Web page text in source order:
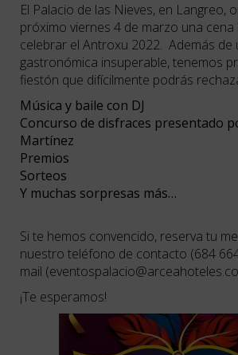
El Palacio de las Nieves, en Langreo,
próximo viernes 4 de marzo una cena
celebrar el Antroxu 2022. Además de
gastronómica insuperable, tenemos
fiestón que difícilmente podrás
Música y baile con DJ
Concurso de disfraces presentado
Martínez
Premios
Sorteos
Y muchas sorpresas más…
Si te hemos convencido, reserva tu
nuestro teléfono de contacto (684
mail
¡Te esperamos!